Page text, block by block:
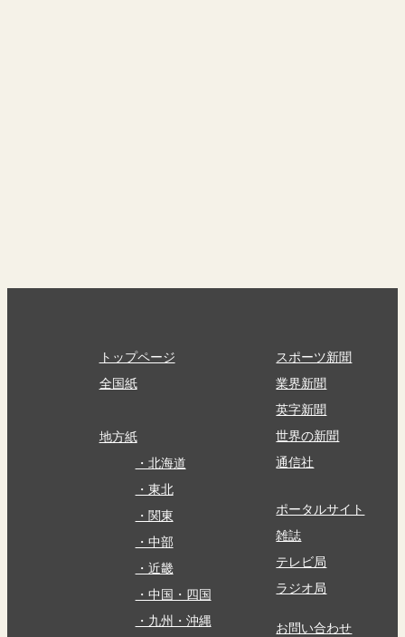
トップページ
全国紙
地方紙
・北海道
・東北
・関東
・中部
・近畿
・中国・四国
・九州・沖縄
スポーツ新聞
業界新聞
英字新聞
世界の新聞
通信社
ポータルサイト
雑誌
テレビ局
ラジオ局
お問い合わせ